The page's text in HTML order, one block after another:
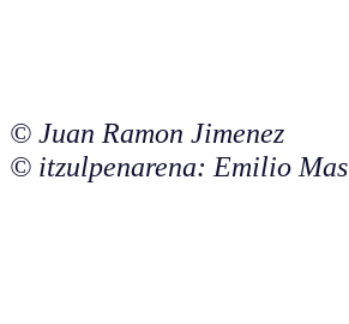
© Juan Ramon Jimenez
© itzulpenarena: Emilio Mas